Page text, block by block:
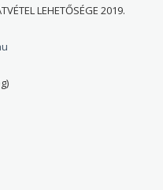
LEHETŐSÉGE 2019.